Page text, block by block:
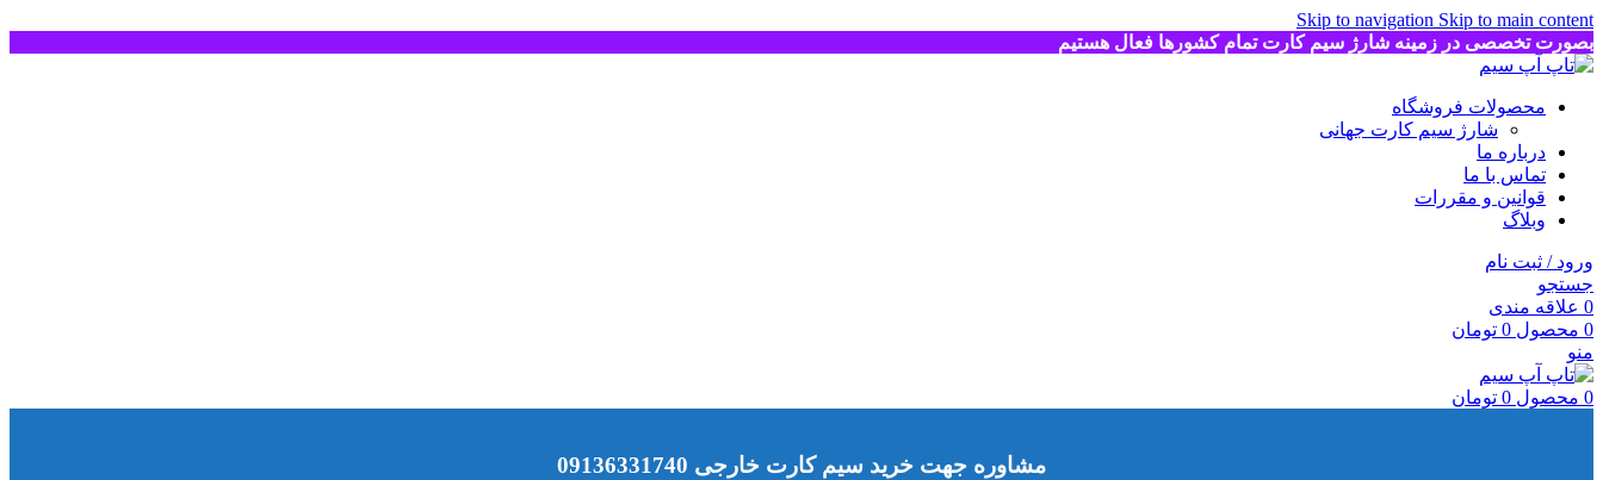
Skip to navigation Skip to main content
بصورت تخصصی در زمینه شارژ سیم کارت تمام کشورها فعال هستیم
محصولات فروشگاه
شارژ سیم کارت جهانی
درباره ما
تماس با ما
قوانین و مقررات
وبلاگ
ورود / ثبت نام
جستجو
0 علاقه مندی
0 محصول 0 تومان
منو
0 محصول 0 تومان
مشاوره جهت خرید سیم کارت خارجی 09136331740